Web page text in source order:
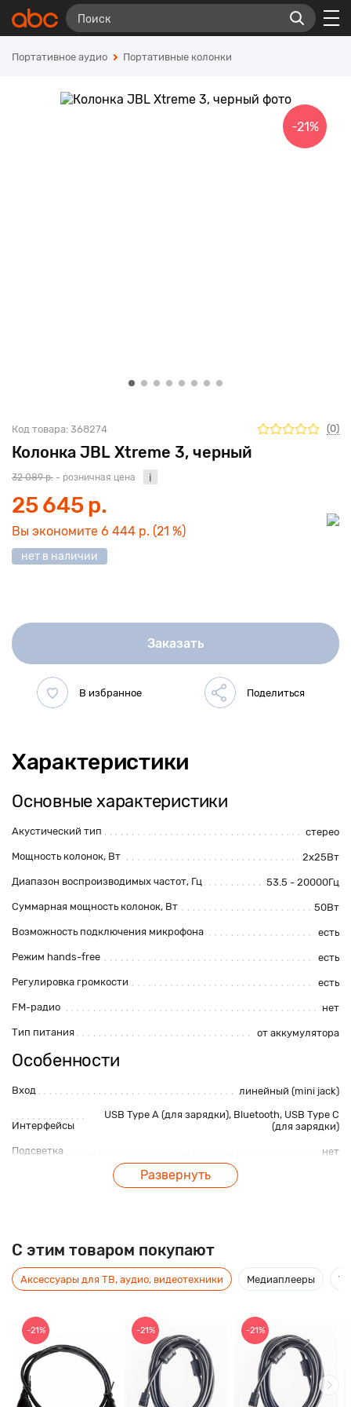
Портативное аудио Портативные колонки
Колонка JBL Xtreme 3, черный
Код товара: 368274 (0)
-21%
32 089 р. - розничная цена
25 645 р.
Вы экономите 6 444 р. (21 %)
нет в наличии
Заказать
Характеристики
Основные характеристики
Акустический тип стерео
Мощность колонок, Вт 2х25Вт
Диапазон воспроизводимых частот, Гц 53.5 - 20000Гц
Суммарная мощность колонок, Вт 50Вт
Возможность подключения микрофона есть
Режим hands-free есть
Регулировка громкости есть
FM-радио нет
Тип питания от аккумулятора
Особенности
Вход линейный (mini jack)
Интерфейсы
USB Type A (для зарядки), Bluetooth, USB Type C
(для зарядки)
Подсветка нет
Влагозащищенный корпус
Габариты, мм
Вес, гр 1970гр
Описание
У бассейна. На пикнике. Просто на тусовке с друзьями.
Музыка создает вечеринку. Портативная колонка JBL Xtreme
Развернуть
C этим товаром покупают
Аксессуары для ТВ, аудио, видеотехники Медиаплееры
-21% -21% -21%